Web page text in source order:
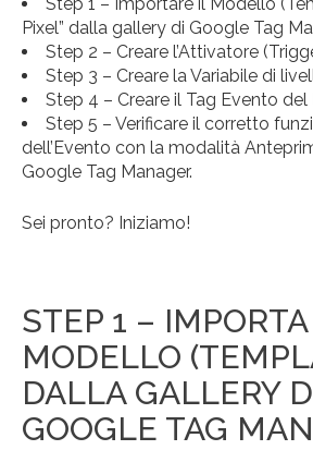
Pixel” dalla gallery di Google Tag
Step 2 – Creare l’Attivatore
Step 3 – Creare la Variabile di
Step 4 – Creare il Tag Evento
Step 5 – Verificare il corretto
dell’Evento con la modalità
Google Tag Manager.
Sei pronto? Iniziamo!
STEP 1 –
MODELLO
DALLA GALLERY
GOOGLE TAG